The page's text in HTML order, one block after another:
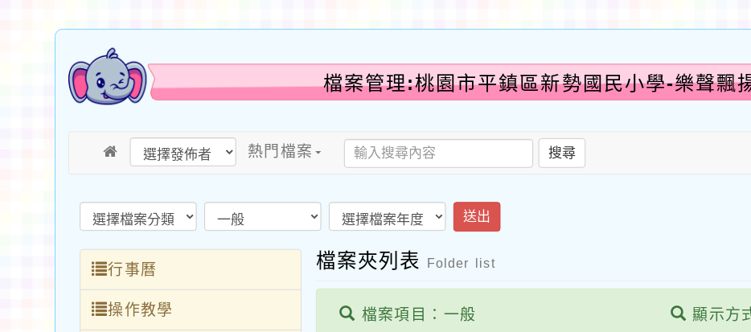
檔案管理:桃園市平鎮區新勢國民小學-樂聲飄
熱門檔案 搜尋
送出
行事曆
操作教學
檔案夾列表 Folder list
檔案項目：一般 顯示方